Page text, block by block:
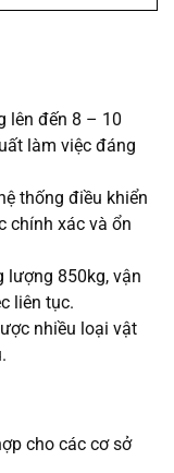
lên đến 8 – 10
làm việc đáng
thống điều khiển
chính xác và ổn
lượng 850kg, vận
liên tục.
nhiều loại vật
cho các cơ sở